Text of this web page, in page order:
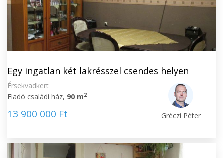
Egy ingatlan két lakrésszel csendes helyen
Érsekvadkert
Eladó családi ház, 90 m2
13 900 000 Ft Gréczi Péter